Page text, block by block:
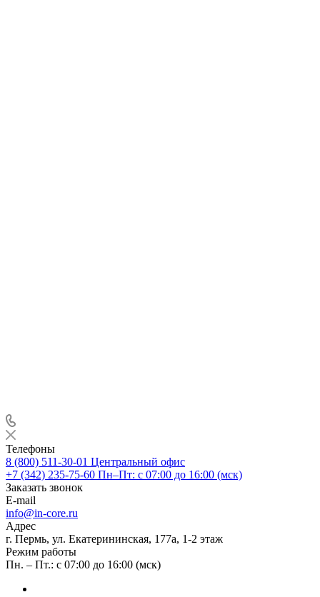
Телефоны
8 (800) 511-30-01 Центральный офис
+7 (342) 235-75-60 Пн–Пт: с 07:00 до 16:00 (мск)
Заказать звонок
E-mail
info@in-core.ru
Адрес
г. Пермь, ул. ​Екатерининская, 177а, ​1-2 этаж
Режим работы
Пн. – Пт.: с 07:00 до 16:00 (мск)